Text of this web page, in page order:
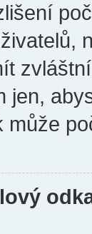
jen,
může